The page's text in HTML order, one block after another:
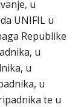
u
UNIFIL u
Republike
u
u
u
te u